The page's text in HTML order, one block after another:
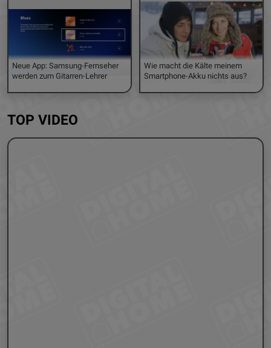
Neue App: Samsung-Fernseher
werden zum Gitarren-Lehrer
Wie macht die Kälte meinem
Smartphone-Akku nichts aus?
TOP VIDEO